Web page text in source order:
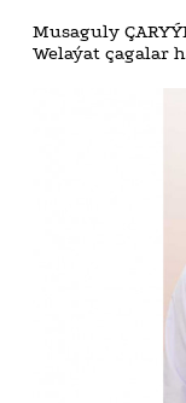
Musaguly
Welaýat çagalar